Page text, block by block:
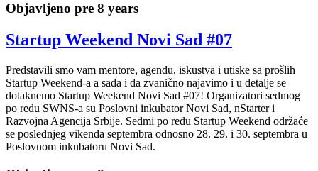
Objavljeno pre 8 years
Startup Weekend Novi Sad #07
Predstavili smo vam mentore, agendu, iskustva i utiske sa prošlih
Startup Weekend-a a sada i da zvanično najavimo i u detalje se
dotaknemo Startup Weekend Novi Sad #07! Organizatori sedmog
po redu SWNS-a su Poslovni inkubator Novi Sad, nStarter i
Razvojna Agencija Srbije. Sedmi po redu Startup Weekend održaće
se poslednjeg vikenda septembra odnosno 28. 29. i 30. septembra u
Poslovnom inkubatoru Novi Sad.